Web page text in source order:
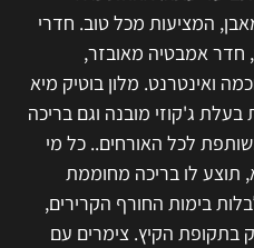
המציעות מכל טוב. חדרי
חדר אמבטיה מאובזר,
ואינטרנט. מלון בוטיק מיא
ג'קוזי מובנה וגם בריכה
באורך 40 מטר, משותפת לכל האורחים.. כל מי
תוצע לו בריכה מחוממת
בימות החורף הקרירים,
בתקופת הקיץ. צימרים עם